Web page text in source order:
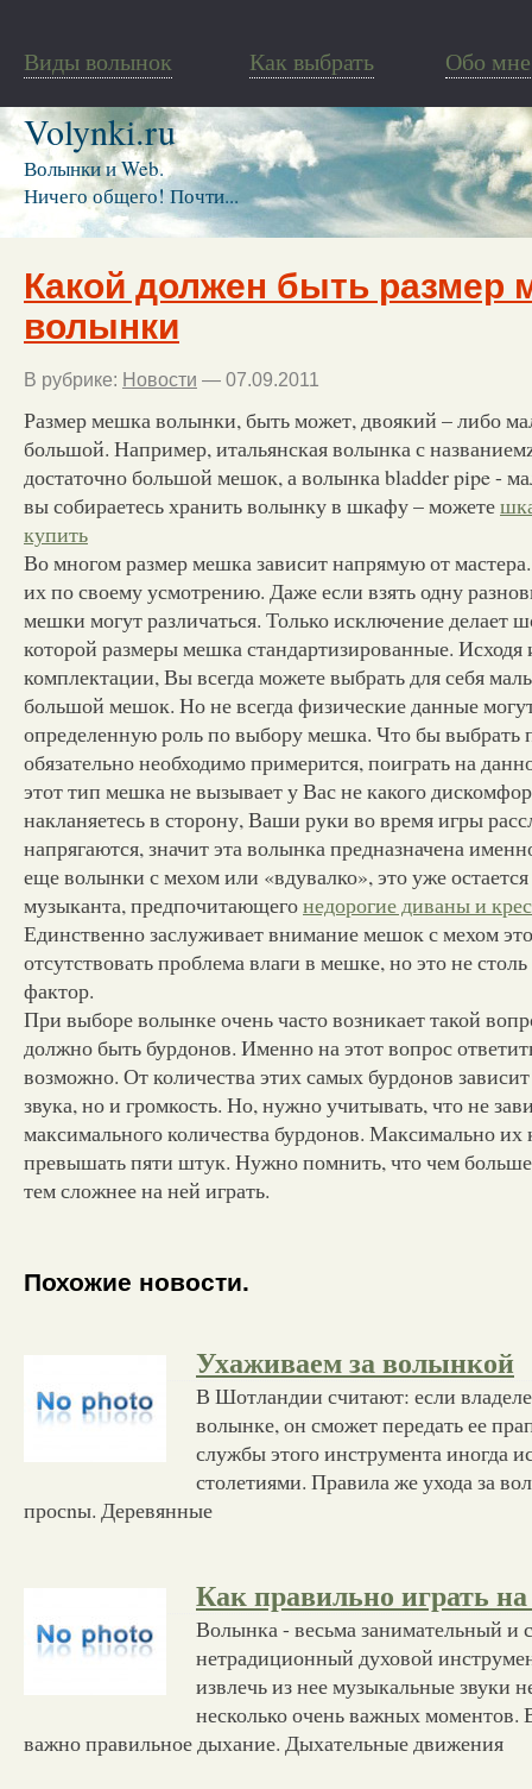
Виды волынок Как выбрать Обо мне
Volynki.ru
Волынки и Web.
Ничего общего! Почти...
Какой должен быть размер
волынки
В рубрике: Новости — 07.09.2011
Размер мешка волынки, быть может, двоякий – либо
большой. Например, итальянская волынка с
достаточно большой мешок, а волынка bladder pipe -
вы собираетесь хранить волынку в шкафу – можете
купить
Во многом размер мешка зависит напрямую от
их по своему усмотрению. Даже если взять одну
мешки могут различаться. Только исключение делает
которой размеры мешка стандартизированные. Исходя
комплектации, Вы всегда можете выбрать для себя
большой мешок. Но не всегда физические данные
определенную роль по выбору мешка. Что бы выбрать
обязательно необходимо примерится, поиграть на
этот тип мешка не вызывает у Вас не какого
накланяетесь в сторону, Ваши руки во время игры
напрягаются, значит эта волынка предназначена
еще волынки с мехом или «вдувалко», это уже
музыканта, предпочитающегонедорогие диваны и
Единственно заслуживает внимание мешок с мехом это
отсутствовать проблема влаги в мешке, но это не
фактор.
При выборе волынке очень часто возникает такой
должно быть бурдонов. Именно на этот вопрос
возможно. От количества этих самых бурдонов зависит
звука, но и громкость. Но, нужно учитывать, что не
максимального количества бурдонов. Максимально их
превышать пяти штук. Нужно помнить, что чем
тем сложнее на ней играть.
Похожие новости.
Ухаживаем за волынкой
В Шотландии считают: если
волынке, он сможет передать ее
службы этого инструмента иногда
столетиями. Правила же ухода за
просnы. Деревянные
Как правильно играть
Волынка - весьма занимательный и
нетрадиционный духовой
извлечь из нее музыкальные звуки
несколько очень важных моментов.
важно правильное дыхание. Дыхательные движения